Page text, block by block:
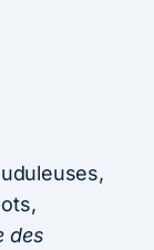
des